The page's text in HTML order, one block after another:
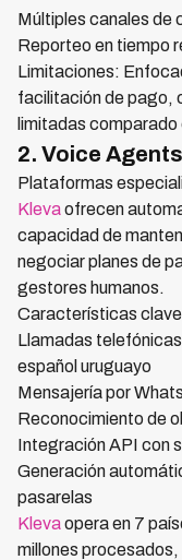
Múltiples canales de
Reporteo en tiempo
Limitaciones:
facilitación de pago,
limitadas
2. Voice
Plataformas
Klevaofrecen
capacidad de
negociar planes de
gestores humanos.
Características
Llamadas
español uruguayo
Mensajería por
Reconocimiento de
Integración API con
Generación
pasarelas
Klevaopera en 7
millones